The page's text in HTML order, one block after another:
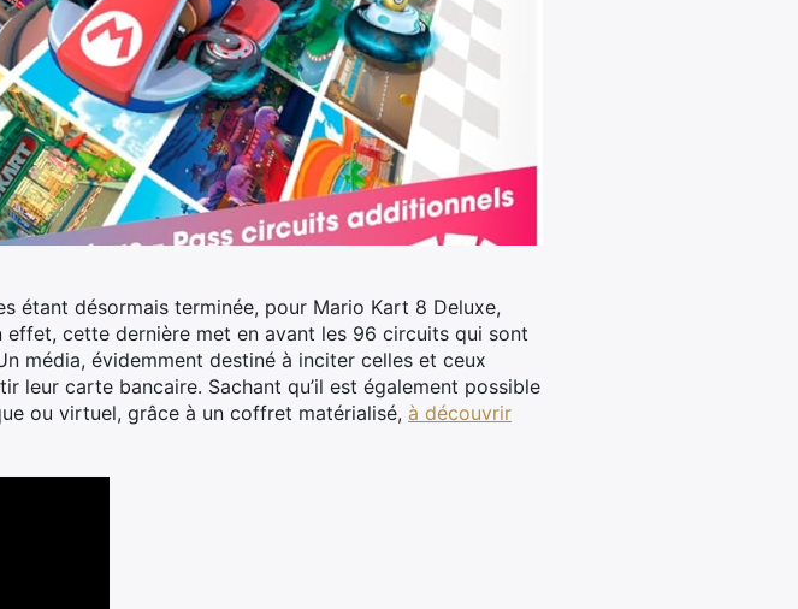
étant désormais terminée, pour Mario Kart 8 Deluxe,
effet, cette dernière met en avant les 96 circuits qui sont
média, évidemment destiné à inciter celles et ceux
leur carte bancaire. Sachant qu’il est également possible
ou virtuel, grâce à un coffret matérialisé, à découvrir